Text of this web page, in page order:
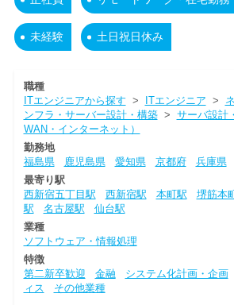
未経験 土日祝日休み
職種
ITエンジニアから探す > ITエンジニア >
ンフラ・サーバー設計・構築> サーバ設計
WAN・インターネット）
勤務地
福島県
鹿児島県 愛知県 京都府
兵庫県
最寄り駅
西新宿五丁目駅
西新宿駅 本町駅 堺筋本
駅
名古屋駅
仙台駅
業種
ソフトウェア・情報処理
特徴
第二新卒歓迎
金融 システム化計画・企画
ィス
その他業種